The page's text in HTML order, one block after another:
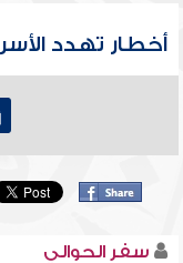
أخطار تهدد
سفر الحوالي